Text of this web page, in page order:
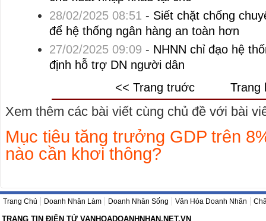
28/02/2025 08:51 - Siết chặt chống
để hệ thống ngân hàng an toàn hơn
27/02/2025 09:09 - NHNN chỉ đạo hệ
định hỗ trợ DN người dân
<< Trang truớc
Trang
Xem thêm các bài viết cùng chủ đề với bài
Mục tiêu tăng trưởng GDP trên
nào cần khơi thông?
Trang Chủ Doanh Nhân Làm Doanh Nhân Sống Văn Hóa Doanh Nhân
TRANG TIN ĐIỆN TỬ VANHOADOANHNHAN.NET.VN